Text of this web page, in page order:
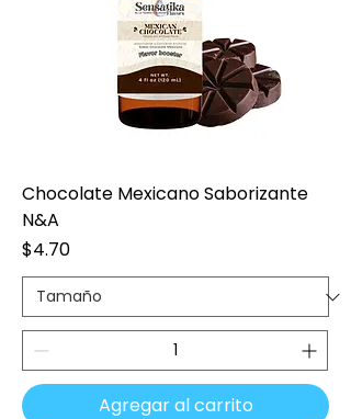
Chocolate Mexicano Saborizante
N&A
Precio
$4.70
Agregar al carrito